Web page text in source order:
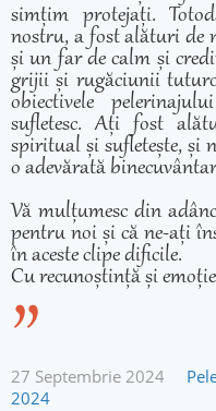
simțim protejați.
nostru, a fost alături de
și un far de calm și
grijii și rugăciunii
obiectivele
sufletesc. Ați fost
spiritual și sufletește, și
o adevărată
Vă mulțumesc din
pentru noi și că ne-ați
în aceste clipe dificile.
Cu recunoștință și
27 Septembrie 2024
2024